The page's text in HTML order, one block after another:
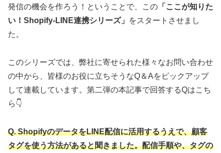
発信の機会を作ろう！ということで、この 「ここが知りた
い！Shopify‐LINE連携シリーズ」
をスタートさせまし
た。
このシリーズでは、弊社に寄せられた様々なお問い合わせ
の中から、皆様のお役に立ちそうなQ＆Aをピックアップ
して連載しています。第二弾の本記事で回答するQはこち
ら👇
Q. ShopifyのデータをLINE配信に活用するうえで、顧客
タグを使う方法があると聞きました。配信手順や、タグの